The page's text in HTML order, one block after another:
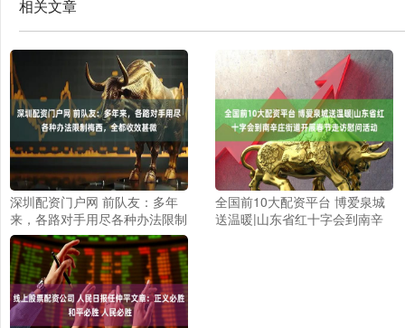
相关文章
深圳配资门户网 前队友：多年
来，各路对手用尽各种办法限制
梅西，全都收效甚微
全国前10大配资平台 博爱泉城
送温暖|山东省红十字会到南辛